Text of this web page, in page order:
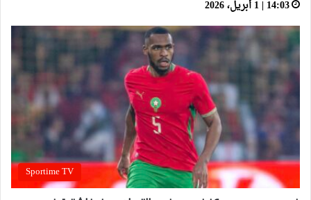
14:03 | 1 أبريل، 2026
Sportime TV